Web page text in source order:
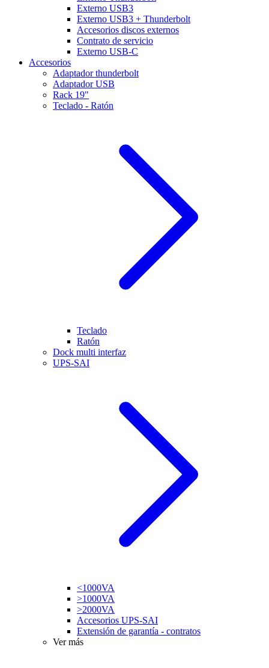
Externo USB3
Externo USB3 + Thunderbolt
Accesorios discos externos
Contrato de servicio
Externo USB-C
Accesorios
Adaptador thunderbolt
Adaptador USB
Rack 19"
Teclado - Ratón
Teclado
Ratón
Dock multi interfaz
UPS-SAI
<1000VA
>1000VA
>2000VA
Accesorios UPS-SAI
Extensión de garantía - contratos
Ver más